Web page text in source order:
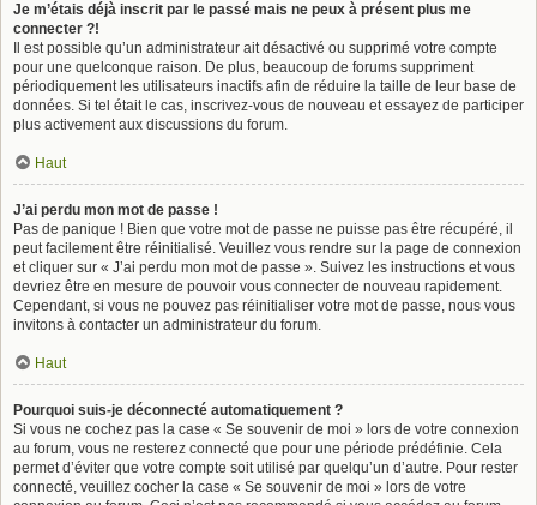
Je m’étais déjà inscrit par le passé mais ne peux à présent plus me
connecter ?!
Il est possible qu’un administrateur ait désactivé ou supprimé votre compte
pour une quelconque raison. De plus, beaucoup de forums suppriment
périodiquement les utilisateurs inactifs afin de réduire la taille de leur base de
données. Si tel était le cas, inscrivez-vous de nouveau et essayez de participer
plus activement aux discussions du forum.
Haut
J’ai perdu mon mot de passe !
Pas de panique ! Bien que votre mot de passe ne puisse pas être récupéré, il
peut facilement être réinitialisé. Veuillez vous rendre sur la page de connexion
et cliquer sur « J’ai perdu mon mot de passe ». Suivez les instructions et vous
devriez être en mesure de pouvoir vous connecter de nouveau rapidement.
Cependant, si vous ne pouvez pas réinitialiser votre mot de passe, nous vous
invitons à contacter un administrateur du forum.
Haut
Pourquoi suis-je déconnecté automatiquement ?
Si vous ne cochez pas la case « Se souvenir de moi » lors de votre connexion
au forum, vous ne resterez connecté que pour une période prédéfinie. Cela
permet d’éviter que votre compte soit utilisé par quelqu’un d’autre. Pour rester
connecté, veuillez cocher la case « Se souvenir de moi » lors de votre